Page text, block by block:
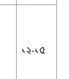
১২-১৫